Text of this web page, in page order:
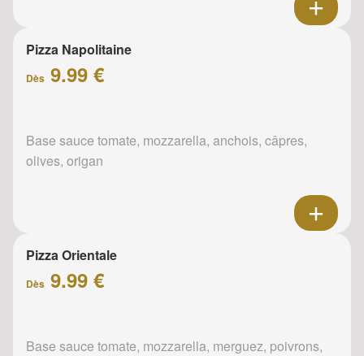
Pizza Napolitaine
Dès 9.99 €
Base sauce tomate, mozzarella, anchois, câpres,
olives, origan
Pizza Orientale
Dès 9.99 €
Base sauce tomate, mozzarella, merguez, poivrons,